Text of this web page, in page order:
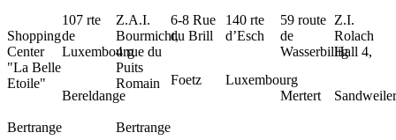
Shopping
Center
"La Belle
Etoile"
Bertrange
107 rte
de
Luxembourg
Bereldange
Z.A.I.
Bourmicht,
4 rue du
Puits
Romain
Bertrange
6-8 Rue
du Brill
Foetz
140 rte
d’Esch
Luxembourg
59 route
de
Wasserbillig
Mertert
Z.I.
Rolach
Hall 4,